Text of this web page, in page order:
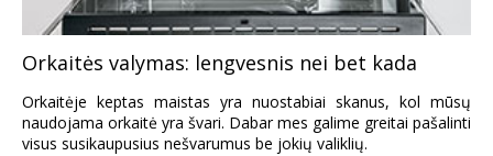
Orkaitės valymas: lengvesnis nei bet kada
Orkaitėje keptas maistas yra nuostabiai skanus, kol mūsų
naudojama orkaitė yra švari. Dabar mes galime greitai pašalinti
visus susikaupusius nešvarumus be jokių valiklių.